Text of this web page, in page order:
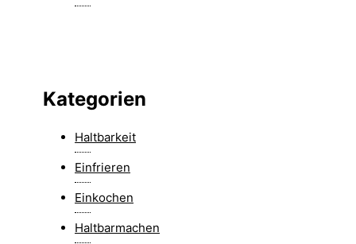
Kategorien
Haltbarkeit
Einfrieren
Einkochen
Haltbarmachen